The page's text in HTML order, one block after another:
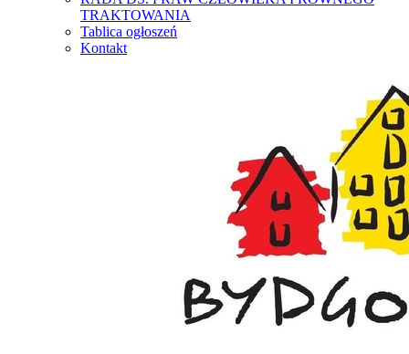
TRAKTOWANIA
Tablica ogłoszeń
Kontakt